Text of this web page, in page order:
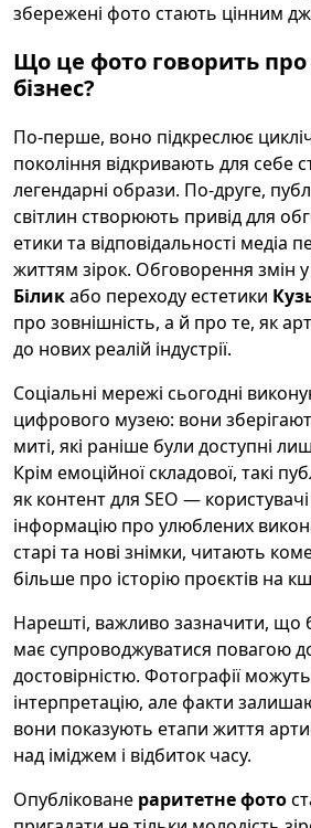
збережені фото стають цінним
Що це фото говорить
бізнес?
По-перше, воно підкреслює
покоління відкривають для себе
легендарні образи. По-друге,
світлин створюють привід для
етики та відповідальності медіа
життям зірок. Обговорення змін у
Біликабо переходу естетики
про зовнішність, а й про те, як
до нових реалій індустрії.
Соціальні мережі сьогодні
цифрового музею: вони
миті, які раніше були доступні
Крім емоційної складової, такі
як контент для SEO —
інформацію про улюблених
старі та нові знімки, читають
більше про історію проєктів на
Нарешті, важливо зазначити, що
має супроводжуватися повагою
достовірністю. Фотографії
інтерпретацію, але факти
вони показують етапи життя
над іміджем і відбиток часу.
Опубліковане раритетне фото